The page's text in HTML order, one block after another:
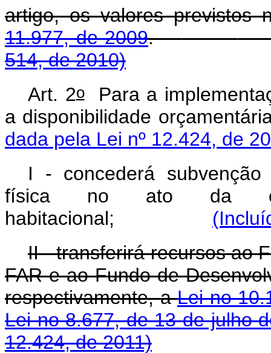
artigo, os valores previstos
11.977, de 2009.
514, de 2010)
Art. 2oPara a
a disponibilidade
dada pela Lei nº 12.424, de
I - concederá
física no ato da
habitacional;
II - transferirá recursos ao
FAR e ao Fundo de
respectivamente, aLei no
Lei no 8.677, de 13 de julho
12.424, de 2011)